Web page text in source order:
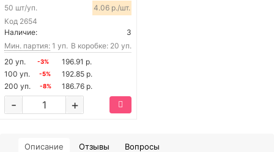
Код 2654
50 шт/уп. 4.06 р./шт.
Наличие:
3
Мин. партия: 1 уп. В коробке: 20 уп.
20 уп.
-3%
196.91 р.
100 уп.
-5%
192.85 р.
200 уп.
-8% 186.76 р.
+
-
Описание Отзывы Вопросы